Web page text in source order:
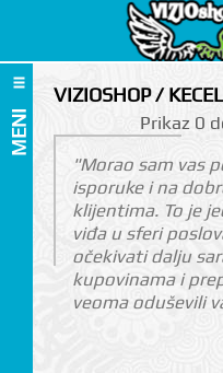
MENI
VIZIOSHOP /
Prikаz 0
"Morao sam vas
isporuke i na
klijentima. To je
viđa u sferi
očekivati dalju
kupovinama i
veoma oduševili